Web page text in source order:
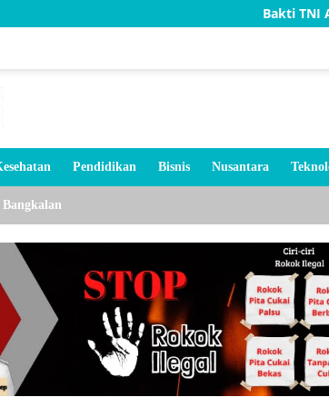
Bakti TNI AD Bantu
Pendidikan Bisnis Nusantara
Bangkalan